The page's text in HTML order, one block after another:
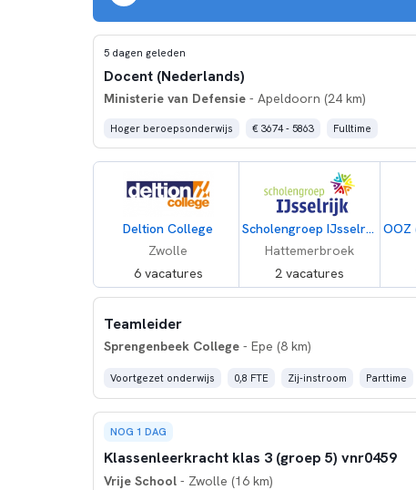
5 dagen geleden
Docent (Nederlands)
Ministerie van Defensie- Apeldoorn (24 km)
Hoger beroepsonderwijs € 3674 - 5863 Fulltime
Deltion College
Zwolle
6 vacatures
Scholengroep IJsselrijk
Hattemerbroek
2 vacatures
Teamleider
Sprengenbeek College- Epe (8 km)
Voortgezet onderwijs 0,8 FTE Zij-instroom Parttime
NOG 1 DAG
Klassenleerkracht klas 3 (groep 5) vnr0459
Vrije School- Zwolle (16 km)